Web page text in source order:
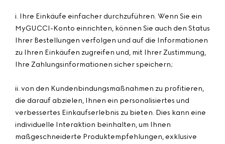
i. Ihre Einkäufe einfacher durchzuführen. Wenn Sie ein
MyGUCCI-Konto einrichten, können Sie auch den Status
Ihrer Bestellungen verfolgen und auf die Informationen
zu Ihren Einkäufen zugreifen und, mit Ihrer Zustimmung,
Ihre Zahlungsinformationen sicher speichern;
ii. von den Kundenbindungsmaßnahmen zu profitieren,
die darauf abzielen, Ihnen ein personalisiertes und
verbessertes Einkaufserlebnis zu bieten. Dies kann eine
individuelle Interaktion beinhalten, um Ihnen
maßgeschneiderte Produktempfehlungen, exklusive